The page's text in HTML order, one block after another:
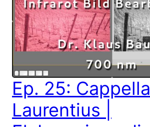
Ep. 25: Cappella
Laurentius |